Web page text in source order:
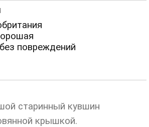
без повреждений
старинный кувшин
крышкой.